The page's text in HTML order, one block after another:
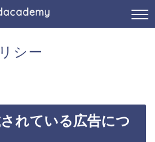
シー
れている広告につ